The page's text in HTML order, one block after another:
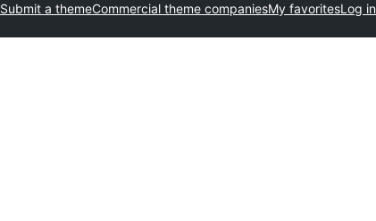
Submit a themeCommercial theme companiesMy favoritesLog in